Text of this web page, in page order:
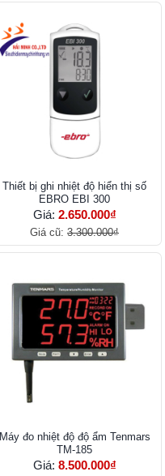
Thiết bị ghi nhiệt độ hiển thị số
EBRO EBI 300
Giá: 2.650.000₫
Giá cũ: 3.300.000₫
Máy đo nhiệt độ độ ẩm Tenmars
TM-185
Giá: 8.500.000₫